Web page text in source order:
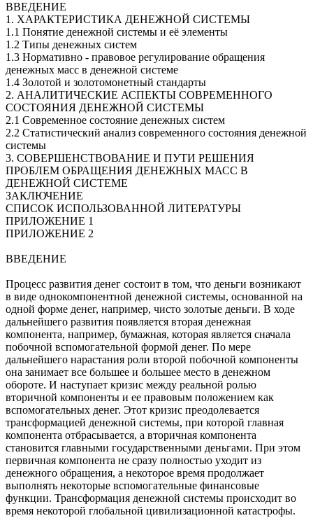
ВВЕДЕНИЕ
1. ХАРАКТЕРИСТИКА ДЕНЕЖНОЙ СИСТЕМЫ
1.1 Понятие денежной системы и её элементы
1.2 Типы денежных систем
1.3 Нормативно - правовое регулирование обращения
денежных масс в денежной системе
1.4 Золотой и золотомонетный стандарты
2. АНАЛИТИЧЕСКИЕ АСПЕКТЫ СОВРЕМЕННОГО
СОСТОЯНИЯ ДЕНЕЖНОЙ СИСТЕМЫ
2.1 Современное состояние денежных систем
2.2 Статистический анализ современного состояния денежной
системы
3. СОВЕРШЕНСТВОВАНИЕ И ПУТИ РЕШЕНИЯ
ПРОБЛЕМ ОБРАЩЕНИЯ ДЕНЕЖНЫХ МАСС В
ДЕНЕЖНОЙ СИСТЕМЕ
ЗАКЛЮЧЕНИЕ
СПИСОК ИСПОЛЬЗОВАННОЙ ЛИТЕРАТУРЫ
ПРИЛОЖЕНИЕ 1
ПРИЛОЖЕНИЕ 2
ВВЕДЕНИЕ
Процесс развития денег состоит в том, что деньги возникают
в виде однокомпонентной денежной системы, основанной на
одной форме денег, например, чисто золотые деньги. В ходе
дальнейшего развития появляется вторая денежная
компонента, например, бумажная, которая является сначала
побочной вспомогательной формой денег. По мере
дальнейшего нарастания роли второй побочной компоненты
она занимает все большее и большее место в денежном
обороте. И наступает кризис между реальной ролью
вторичной компоненты и ее правовым положением как
вспомогательных денег. Этот кризис преодолевается
трансформацией денежной системы, при которой главная
компонента отбрасывается, а вторичная компонента
становится главными государственными деньгами. При этом
первичная компонента не сразу полностью уходит из
денежного обращения, а некоторое время продолжает
выполнять некоторые вспомогательные финансовые
функции. Трансформация денежной системы происходит во
время некоторой глобальной цивилизационной катастрофы.